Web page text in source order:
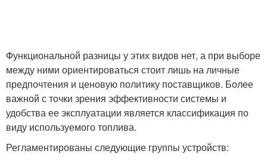
Функциональной разницы у этих видов нет, а при выборе
между ними ориентироваться стоит лишь на личные
предпочтения и ценовую политику поставщиков. Более
важной с точки зрения эффективности системы и
удобства ее эксплуатации является классификация по
виду используемого топлива.
Регламентированы следующие группы устройств: